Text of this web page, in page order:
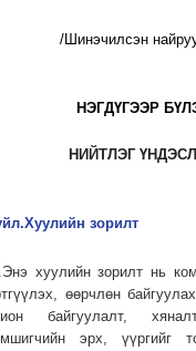
/Шинэчилсэн
НЭГДҮГЭЭР
НИЙТЛЭГ
зорилт
хуулийн зорилт нь
өөрчлөн
байгуулалт,
эрх, үүргийг